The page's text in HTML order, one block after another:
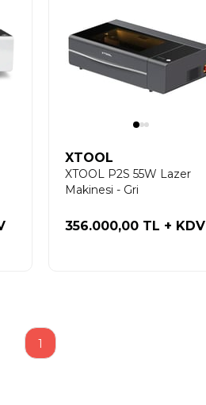
XTOOL
XTOOL P2S 55W Lazer
Makinesi - Gri
356.000,00 TL + KDV
1